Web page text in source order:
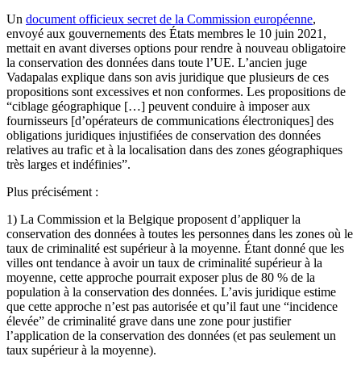
Un document officieux secret de la Commission européenne,
envoyé aux gouvernements des États membres le 10 juin 2021,
mettait en avant diverses options pour rendre à nouveau obligatoire
la conservation des données dans toute l’UE. L’ancien juge
Vadapalas explique dans son avis juridique que plusieurs de ces
propositions sont excessives et non conformes. Les propositions de
“ciblage géographique […] peuvent conduire à imposer aux
fournisseurs [d’opérateurs de communications électroniques] des
obligations juridiques injustifiées de conservation des données
relatives au trafic et à la localisation dans des zones géographiques
très larges et indéfinies”.
Plus précisément :
1) La Commission et la Belgique proposent d’appliquer la
conservation des données à toutes les personnes dans les zones où le
taux de criminalité est supérieur à la moyenne. Étant donné que les
villes ont tendance à avoir un taux de criminalité supérieur à la
moyenne, cette approche pourrait exposer plus de 80 % de la
population à la conservation des données. L’avis juridique estime
que cette approche n’est pas autorisée et qu’il faut une “incidence
élevée” de criminalité grave dans une zone pour justifier
l’application de la conservation des données (et pas seulement un
taux supérieur à la moyenne).